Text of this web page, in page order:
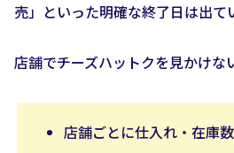
売」といった明確な終了日は出て
店舗でチーズハットクを見かけな
店舗ごとに仕入れ・在庫